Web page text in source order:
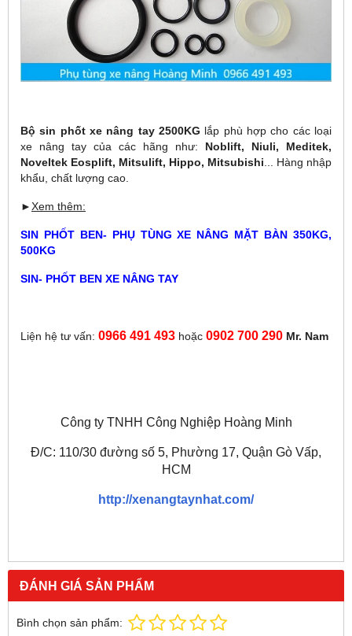
Bộ sin phốt xe nâng tay 2500KG lắp phù hợp cho các loại
xe nâng tay của các hãng như: Noblift, Niuli, Meditek,
Noveltek Eosplift, Mitsulift, Hippo, Mitsubishi... Hàng nhập
khẩu, chất lượng cao.
►Xem thêm:
SIN PHỐT BEN- PHỤ TÙNG XE NÂNG MẶT BÀN 350KG,
500KG
SIN- PHỐT BEN XE NÂNG TAY
Liện hệ tư vấn: 0966 491 493 hoặc 0902 700 290 Mr. Nam
Công ty TNHH Công Nghiệp Hoàng Minh
Đ/C: 110/30 đường số 5, Phường 17, Quận Gò Vấp,
HCM
http://xenangtaynhat.com/
ĐÁNH GIÁ SẢN PHẨM
Bình chọn sản phẩm: